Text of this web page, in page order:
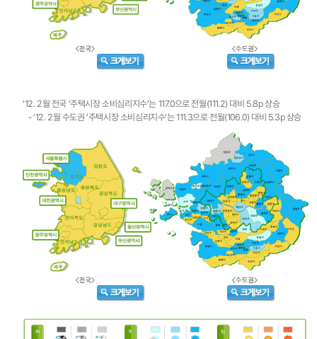
‘12. 2월 전국 ‘주택시장 소비심리지수’는 117.0으로 전월(111.2) 대비 5.8p 상승
- ‘12. 2월 수도권 ’주택시장 소비심리지수‘는 111.3으로 전월(106.0) 대비 5.3p 상승